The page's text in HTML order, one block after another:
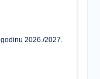
2026./2027.